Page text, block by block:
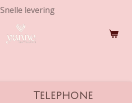
Snelle levering
Telephone